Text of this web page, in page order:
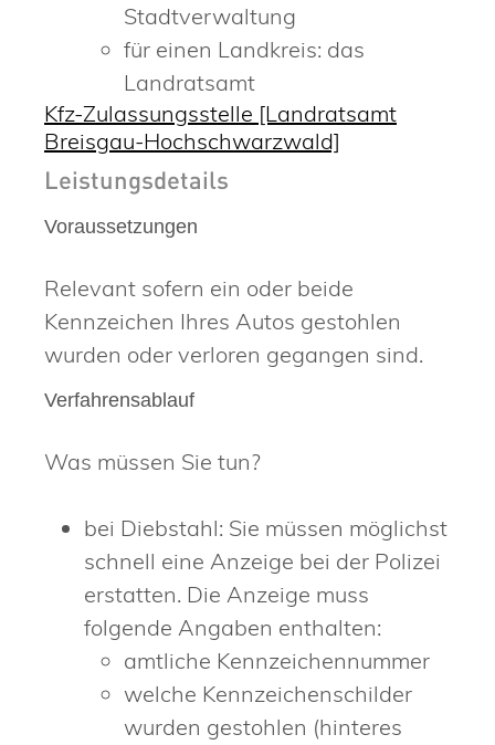
Stadtverwaltung
für einen Landkreis: das
Landratsamt
Kfz-Zulassungsstelle [Landratsamt
Breisgau-Hochschwarzwald]
Leistungsdetails
Voraussetzungen
Relevant sofern ein oder beide
Kennzeichen Ihres Autos gestohlen
wurden oder verloren gegangen sind.
Verfahrensablauf
Was müssen Sie tun?
bei Diebstahl: Sie müssen möglichst
schnell eine Anzeige bei der Polizei
erstatten. Die Anzeige muss
folgende Angaben enthalten:
amtliche Kennzeichennummer
welche Kennzeichenschilder
wurden gestohlen (hinteres